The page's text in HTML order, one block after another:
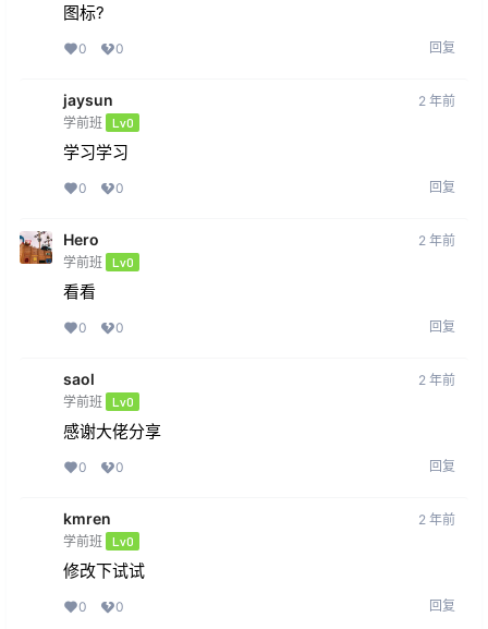
图标?
0 0 回复
jaysun
学前班 Lv0
2 年前
学习学习
0 0 回复
Hero
学前班 Lv0
2 年前
看看
0 0 回复
saol
学前班 Lv0
2 年前
感谢大佬分享
0 0 回复
kmren
学前班 Lv0
2 年前
修改下试试
0 0 回复